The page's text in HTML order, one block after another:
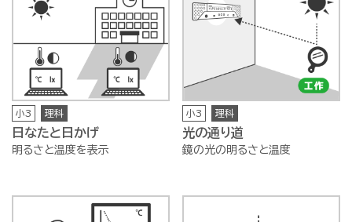
小3 理科
日なたと日かげ
明るさと温度を表示
小3 理科
光の通り道
鏡の光の明るさと温度